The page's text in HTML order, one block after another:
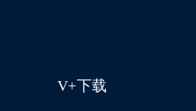
V+下载